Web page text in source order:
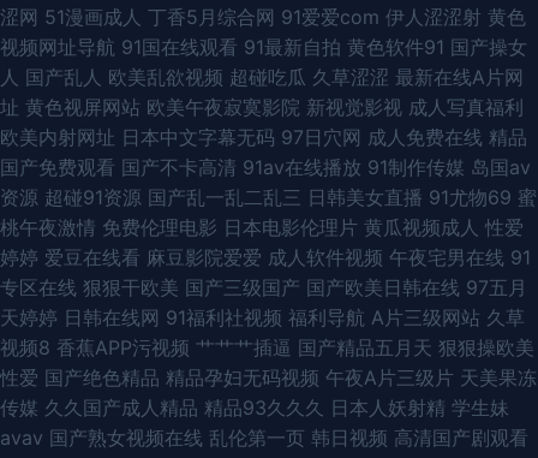
频18 91黑料福利网 国产精品色悠悠女优 性爱AV影院 久久香蕉伊人网 91国
产丝袜在线观看 五月婷国产 美日韩性交 91蜜桃在线观看 精品国产一二 中日
韩无码不卡 东方在线之成人Av 91麻豆传媒动漫 女同扣逼 91色漫网页版入口
久久aw精品 国产乱子一二三区 亚洲第五页 国产美女主播福利av 亚洲中文字
幕版人妻 超碰69人妻自拍 亚洲东方影视av 豆花A黑料导航 青草视频在线播
放 国产自产精品一区精品 91com男女操 福利社视频久久 婷婷久久性爱精品
97大香蕉伊人 欧美性交精品视频 综合国产一区 青青草超碰在线 91视频牛牛
涩网 51漫画成人 丁香5月综合网 91爱爱com 伊人涩涩射 黄色
视频网址导航 91国在线观看 91最新自拍 黄色软件91 国产操女
人 国产乱人 欧美乱欲视频 超碰吃瓜 久草涩涩 最新在线A片网
址 黄色视屏网站 欧美午夜寂寞影院 新视觉影视 成人写真福利
欧美内射网址 日本中文字幕无码 97日穴网 成人免费在线 精品
国产免费观看 国产不卡高清 91av在线播放 91制作传媒 岛国av
资源 超碰91资源 国产乱一乱二乱三 日韩美女直播 91尤物69 蜜
桃午夜激情 免费伦理电影 日本电影伦理片 黄瓜视频成人 性爱
婷婷 爱豆在线看 麻豆影院爱爱 成人软件视频 午夜宅男在线 91
专区在线 狠狠干欧美 国产三级国产 国产欧美日韩在线 97五月
天婷婷 日韩在线网 91福利社视频 福利导航 A片三级网站 久草
视频8 香蕉APP污视频 艹艹艹插逼 国产精品五月天 狠狠操欧美
性爱 国产绝色精品 精品孕妇无码视频 午夜A片三级片 天美果冻
传媒 久久国产成人精品 精品93久久久 日本人妖射精 学生妹
avav 国产熟女视频在线 乱伦第一页 韩日视频 高清国产剧观看